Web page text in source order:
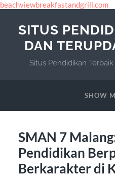
beachviewbreakfastandgrill.com
SITUS
DAN
Situs Pendidikan
SHOW
SMAN 7
Pendidikan
Berkarakter di